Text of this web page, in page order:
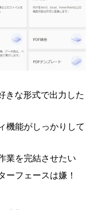
きな形式で出力した
機能がしっかりして
業を完結させたい
ーフェースは嫌！